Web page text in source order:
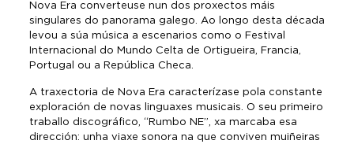
Nova Era converteuse nun dos proxectos máis
singulares do panorama galego. Ao longo desta década
levou a súa música a escenarios como o Festival
Internacional do Mundo Celta de Ortigueira, Francia,
Portugal ou a República Checa.
A traxectoria de Nova Era caracterízase pola constante
exploración de novas linguaxes musicais. O seu primeiro
traballo discográfico, “Rumbo NE”, xa marcaba esa
dirección: unha viaxe sonora na que conviven muiñeiras